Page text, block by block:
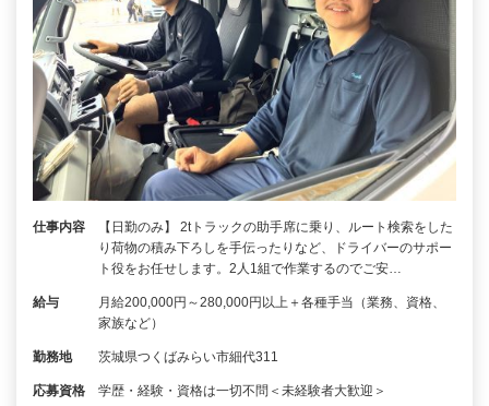
仕事内容
【日勤のみ】 2tトラックの助手席に乗り、ルート検索をした
り荷物の積み下ろしを手伝ったりなど、ドライバーのサポー
ト役をお任せします。2人1組で作業するのでご安…
給与
月給200,000円～280,000円以上＋各種手当（業務、資格、
家族など）
勤務地 茨城県つくばみらい市細代311
応募資格 学歴・経験・資格は一切不問＜未経験者大歓迎＞